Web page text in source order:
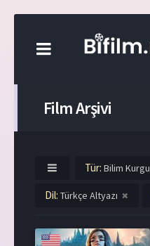
Film Arşivi
Tür: Bilim Kurgu
Dil: Türkçe Altyazı